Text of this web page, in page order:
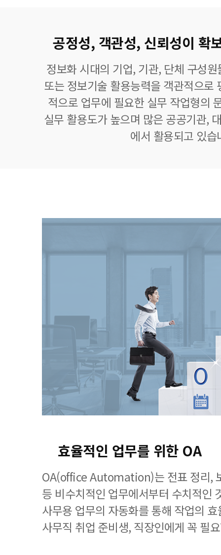
공정성, 객관성, 신뢰성이 확
정보화 시대의 기업, 기관, 단체 구성
또는 정보기술 활용능력을 객관적으로
적으로 업무에 필요한 실무 작업형의
실무 활용도가 높으며 많은 공공기관,
에서 활용되고 있습
효율적인 업무를 위한 OA
OA(office Automation)는 전표 정리,
등 비수치적인 업무에서부터 수치적인
사무용 업무의 자동화를 통해 작업의
사무직 취업 준비생, 직장인에게 꼭 필